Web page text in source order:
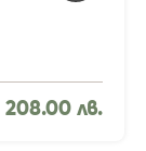
208.00 лв.